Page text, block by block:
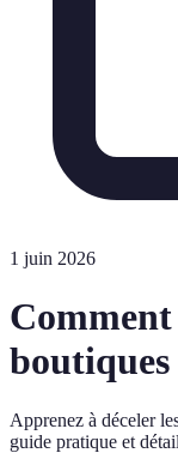
1 juin 2026
boutiques
Apprenez à déceler
guide pratique et